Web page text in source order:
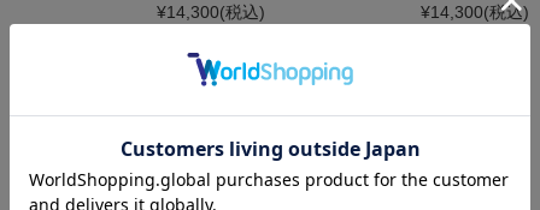
¥14,300(税込)
¥14,300(税込)